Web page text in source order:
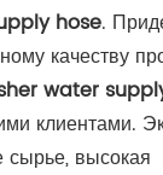
hose.
качеству
water
клиентами.
сырье, высокая